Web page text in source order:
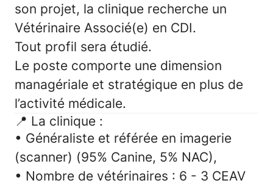
son projet, la clinique recherche un
Vétérinaire Associé(e) en CDI.
Tout profil sera étudié.
Le poste comporte une dimension
managériale et stratégique en plus de
l’activité médicale.
📍 La clinique :
• Généraliste et référée en imagerie
(scanner) (95% Canine, 5% NAC),
• Nombre de vétérinaires : 6 - 3 CEAV